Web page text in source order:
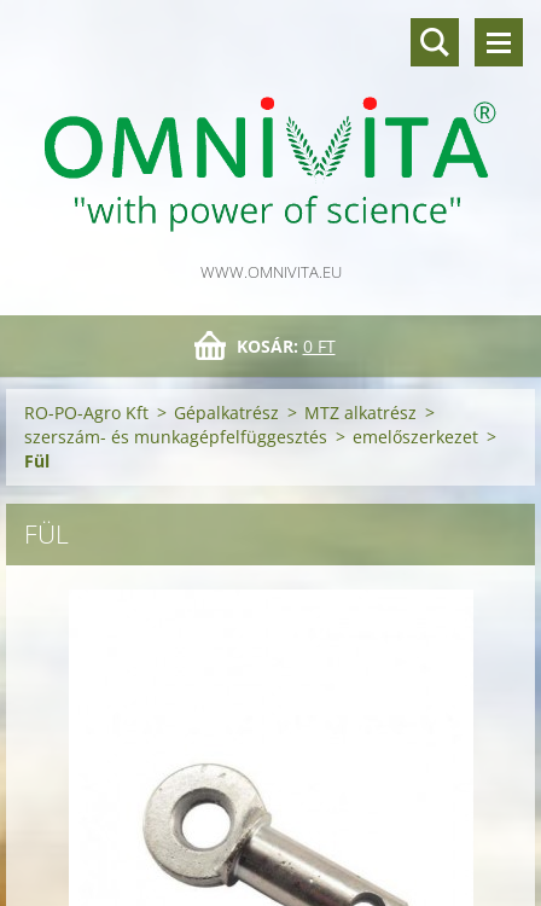
WWW.OMNIVITA.EU
KOSÁR: 0 FT
RO-PO-Agro Kft > Gépalkatrész > MTZ alkatrész >
szerszám- és munkagépfelfüggesztés > emelőszerkezet >
Fül
FÜL